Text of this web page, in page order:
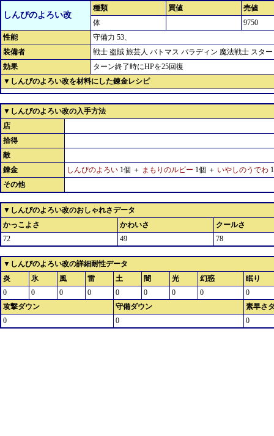
しんぴのよろい改
種類 買値
売値
体
9750
性能
守備力 53、
装備者
戦士 盗賊 旅芸人 バトマス パラディン 魔法戦士 スター
効果
ターン終了時にHPを25回復
▼しんぴのよろい改を材料にした錬金レシピ
▼しんぴのよろい改の入手方法
店
拾得
敵
錬金
しんぴのよろい 1個 ＋ まもりのルビー 1個 ＋ いやしのうでわ
その他
▼しんぴのよろい改のおしゃれさデータ
かっこよさ
かわいさ
クールさ
72
49 78
▼しんぴのよろい改の詳細耐性データ
炎
氷 風 雷 土 闇 光 幻惑
眠り
0
0 0 0 0 0 0 0
0
攻撃ダウン
守備ダウン
素早さ
0
0 0